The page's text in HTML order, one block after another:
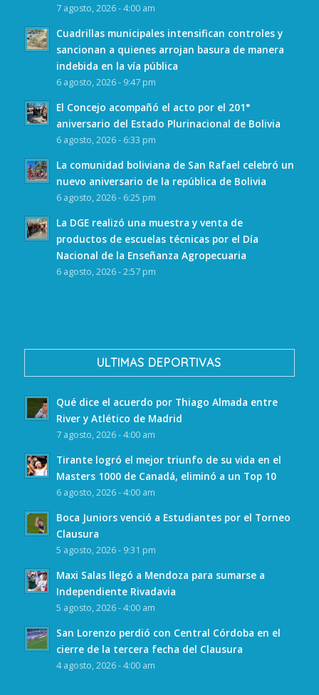
7 agosto, 2026 - 4:00 am
Cuadrillas municipales intensifican controles y
sancionan a quienes arrojan basura de manera
indebida en la vía pública
6 agosto, 2026 - 9:47 pm
El Concejo acompañó el acto por el 201°
aniversario del Estado Plurinacional de Bolivia
6 agosto, 2026 - 6:33 pm
La comunidad boliviana de San Rafael celebró un
nuevo aniversario de la república de Bolivia
6 agosto, 2026 - 6:25 pm
La DGE realizó una muestra y venta de
productos de escuelas técnicas por el Día
Nacional de la Enseñanza Agropecuaria
6 agosto, 2026 - 2:57 pm
ULTIMAS DEPORTIVAS
Qué dice el acuerdo por Thiago Almada entre
River y Atlético de Madrid
7 agosto, 2026 - 4:00 am
Tirante logró el mejor triunfo de su vida en el
Masters 1000 de Canadá, eliminó a un Top 10
6 agosto, 2026 - 4:00 am
Boca Juniors venció a Estudiantes por el Torneo
Clausura
5 agosto, 2026 - 9:31 pm
Maxi Salas llegó a Mendoza para sumarse a
Independiente Rivadavia
5 agosto, 2026 - 4:00 am
San Lorenzo perdió con Central Córdoba en el
cierre de la tercera fecha del Clausura
4 agosto, 2026 - 4:00 am